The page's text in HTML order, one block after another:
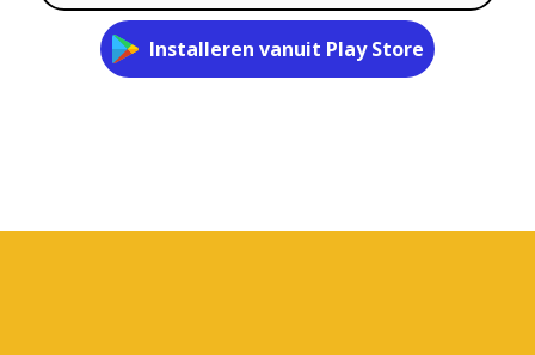
Installeren vanuit Play Store